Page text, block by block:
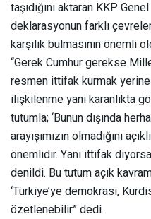
taşıdığını aktaran KKP
deklarasyonun farklı
karşılık bulmasının önemli
“Gerek Cumhur gerekse
resmen ittifak kurmak yerine
ilişkilenme yani karanlıkta
tutumla; ‘Bunun dışında
arayışımızın olmadığını
önemlidir. Yani ittifak
denildi. Bu tutum açık
‘Türkiye’ye demokrasi,
özetlenebilir” dedi.